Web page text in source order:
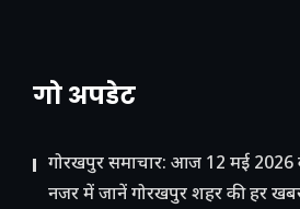
गो अपडेट
गोरखपुर समाचार: आज 12 मई 2026
नजर में जानें गोरखपुर शहर की हर